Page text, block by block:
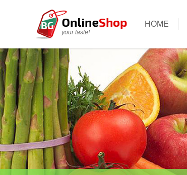
your taste!
HOME